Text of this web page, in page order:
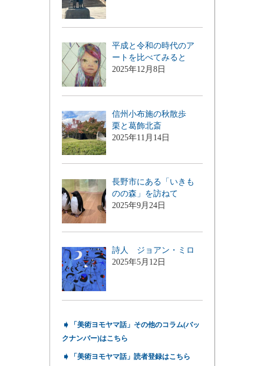
平成と令和の時代のア
ートを比べてみると
2025年12月8日
信州小布施の秋散歩
栗と葛飾北斎
2025年11月14日
長野市にある「いきも
のの森」を訪ねて
2025年9月24日
詩人 ジョアン・ミロ
2025年5月12日
➧
「美術ヨモヤマ話」その他のコラム(バッ
クナンバー)はこちら
➧ 「美術ヨモヤマ話」読者登録はこちら